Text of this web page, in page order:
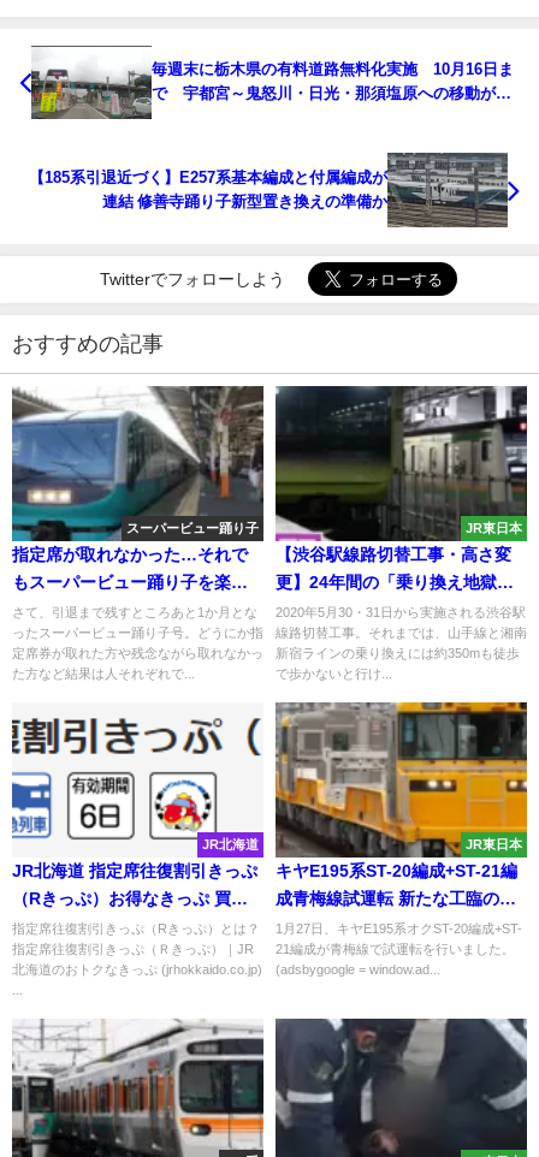
毎週末に栃木県の有料道路無料化実施 10月16日ま
で 宇都宮～鬼怒川・日光・那須塩原への移動が便
【185系引退近づく】E257系基本編成と付属編成が
連結 修善寺踊り子新型置き換えの準備か
Twitterでフォローしよう
おすすめの記事
スーパービュー踊り子
指定席が取れなかった…それで
もスーパービュー踊り子を楽し
む方法とは？
さて、引退まで残すところあと1か月とな
ったスーパービュー踊り子号。どうにか指
定席券が取れた方や残念ながら取れなかっ
た方など結果は人それぞれで...
JR東日本
【渋谷駅線路切替工事・高さ変
更】24年間の「乗り換え地獄」
に終止符！なぜ誕生したのか？
今後の渋谷駅工事は？
2020年5月30・31日から実施される渋谷駅
線路切替工事。それまでは、山手線と湘南
新宿ラインの乗り換えには約350mも徒歩
で歩かないと行け...
JR北海道
JR北海道 指定席往復割引きっぷ
（Rきっぷ）お得なきっぷ 買い
方・使い方を紹介！
指定席往復割引きっぷ（Rきっぷ）とは？
指定席往復割引きっぷ（Ｒきっぷ）｜JR
北海道のおトクなきっぷ (jrhokkaido.co.jp)
...
JR東日本
キヤE195系ST-20編成+ST-21編
成青梅線試運転 新たな工臨の設
定も?
1月27日、キヤE195系オクST-20編成+ST-
21編成が青梅線で試運転を行いました。
(adsbygoogle = window.ad...